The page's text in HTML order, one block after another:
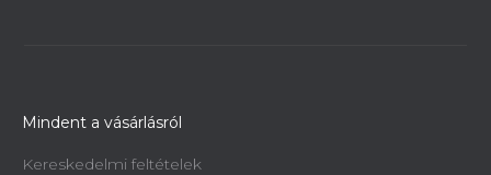
Mindent a vásárlásról
Kereskedelmi feltételek